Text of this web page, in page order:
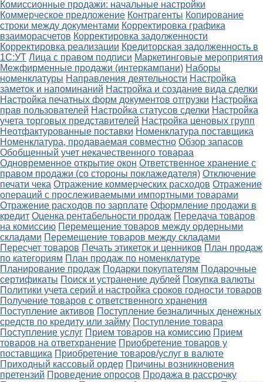
Комиссионные продажи: начальные настройки
Коммерческое предложение Контрагенты Копирование
строки между документами Корректировка графика
взаиморасчетов Корректировка задолженности
Корректировка реализации Кредиторская задолженность в
1С:УТ Лица с правом подписи Маркетинговые мероприятия
Межфирменные продажи (интеркампани) Наборы
номенклатуры Направления деятельности Настройка
заметок и напоминаний Настройка и создание вида сделки
Настройка печатных форм документов отгрузки Настройка
прав пользователей Настройка статусов сделки Настройка
учета торговых представителей Настройка ценовых групп
Неотфактурованные поставки Номенклатура поставщика
Номенклатура, продаваемая совместно Обзор запасов
Обобщенный учет некачественного товараа
Одновременное открытие окон Ответственное хранение с
правом продажи (со стороны поклажедателя) Отключение
печати чека Отражение коммерческих расходов Отражение
операций с прослеживаемыми импортными товарами
Отражение расходов по зарплате Оформление продажи в
кредит Оценка рентабельности продаж Передача товаров
на комиссию Перемещение товаров между ордерными
складами Перемещение товаров между складами
Пересчет товаров Печать этикеток и ценников План продаж
по категориям План продаж по номенклатуре
Планирование продаж Подарки покупателям Подарочные
сертификаты Поиск и устранение дублей Покупка валюты
Политики учета серий и настройка сроков годности товаров
Получение товаров с ответственного хранения
Поступление активов Поступление безналичных денежных
средств по кредиту или займу Поступление товара
Поступление услуг Прием товаров на комиссию Прием
товаров на ответхранение Приобретение товаров у
поставщика Приобретение товаров/услуг в валюте
Приходный кассовый ордер Причины возникновения
претензий Проведение опросов Продажа в рассрочку